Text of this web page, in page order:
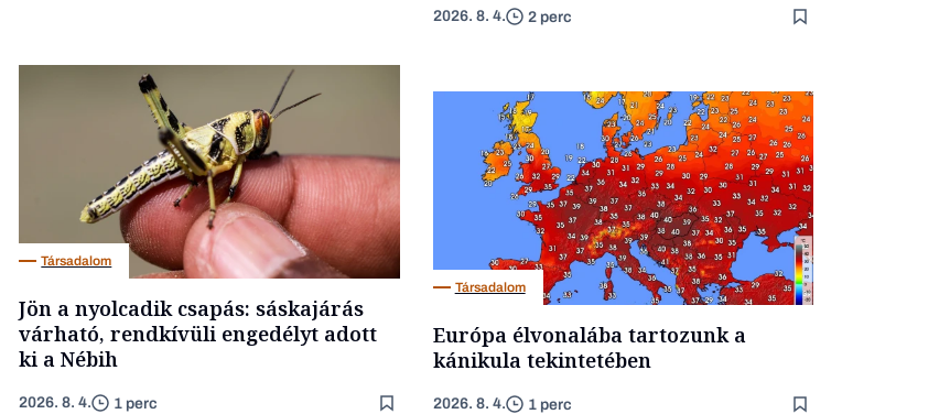
2026. 8. 4. 2 perc
Társadalom
Jön a nyolcadik csapás: sáskajárás
várható, rendkívüli engedélyt adott
ki a Nébih
2026. 8. 4. 1 perc
Társadalom
Európa élvonalába tartozunk a
kánikula tekintetében
2026. 8. 4. 1 perc